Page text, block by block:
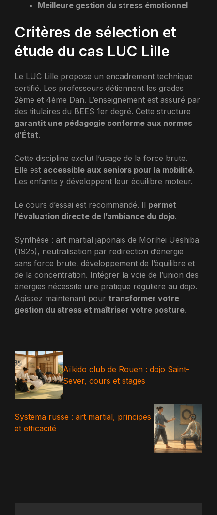
Meilleure gestion du stress émotionnel
Critères de sélection et
étude du cas LUC Lille
Le LUC Lille propose un encadrement technique
certifié. Les professeurs détiennent les grades
2ème et 4ème Dan. L’enseignement est assuré par
des titulaires du BEES 1er degré. Cette structure
garantit une pédagogie conforme aux normes
d’État.
Cette discipline exclut l’usage de la force brute.
Elle est accessible aux seniors pour la mobilité.
Les enfants y développent leur équilibre moteur.
Le cours d’essai est recommandé. Il permet
l’évaluation directe de l’ambiance du dojo.
Synthèse : art martial japonais de Morihei Ueshiba
(1925), neutralisation par redirection d’énergie
sans force brute, développement de l’équilibre et
de la concentration. Intégrer la voie de l’union des
énergies nécessite une pratique régulière au dojo.
Agissez maintenant pour transformer votre
gestion du stress et maîtriser votre posture.
Aïkido club de Rouen : dojo Saint-
Sever, cours et stages
Systema russe : art martial, principes
et efficacité